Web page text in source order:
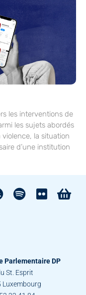
les interventions de
les sujets abordés
la situation
d’une institution
Parlementaire DP
St. Esprit
Luxembourg